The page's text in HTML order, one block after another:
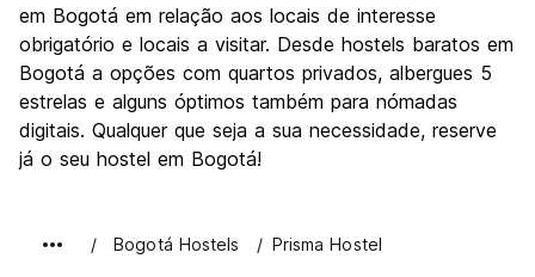
em Bogotá em relação aos locais de interesse
obrigatório e locais a visitar. Desde hostels baratos em
Bogotá a opções com quartos privados, albergues 5
estrelas e alguns óptimos também para nómadas
digitais. Qualquer que seja a sua necessidade, reserve
já o seu hostel em Bogotá!
Bogotá Hostels Prisma Hostel